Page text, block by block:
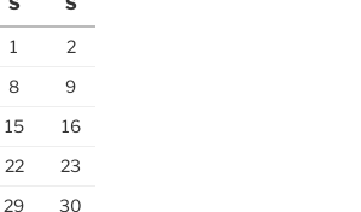
1
2
8
9
15
16
22
23
29
30